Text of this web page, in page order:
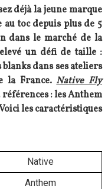
déjà la jeune marque
toc depuis plus de 5
dans le marché de la
un défi de taille :
dans ses ateliers
la France.Native Fly
: les Anthem
Voici les caractéristiques
Native
Anthem